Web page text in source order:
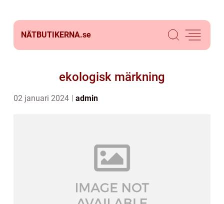
NÄTBUTIKERNA.se
ekologisk märkning
02 januari 2024 admin